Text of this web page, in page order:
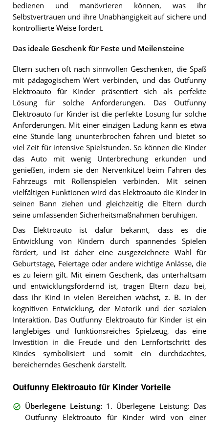
bedienen und manövrieren können, was ihr
Selbstvertrauen und ihre Unabhängigkeit auf sichere und
kontrollierte Weise fördert.
Das ideale Geschenk für Feste und Meilensteine
Eltern suchen oft nach sinnvollen Geschenken, die Spaß
mit pädagogischem Wert verbinden, und das Outfunny
Elektroauto für Kinder präsentiert sich als perfekte
Lösung für solche Anforderungen. Das Outfunny
Elektroauto für Kinder ist die perfekte Lösung für solche
Anforderungen. Mit einer einzigen Ladung kann es etwa
eine Stunde lang ununterbrochen fahren und bietet so
viel Zeit für intensive Spielstunden. So können die Kinder
das Auto mit wenig Unterbrechung erkunden und
genießen, indem sie den Nervenkitzel beim Fahren des
Fahrzeugs mit Rollenspielen verbinden. Mit seinen
vielfältigen Funktionen wird das Elektroauto die Kinder in
seinen Bann ziehen und gleichzeitig die Eltern durch
seine umfassenden Sicherheitsmaßnahmen beruhigen.
Das Elektroauto ist dafür bekannt, dass es die
Entwicklung von Kindern durch spannendes Spielen
fördert, und ist daher eine ausgezeichnete Wahl für
Geburtstage, Feiertage oder andere wichtige Anlässe, die
es zu feiern gilt. Mit einem Geschenk, das unterhaltsam
und entwicklungsfördernd ist, tragen Eltern dazu bei,
dass ihr Kind in vielen Bereichen wächst, z. B. in der
kognitiven Entwicklung, der Motorik und der sozialen
Interaktion. Das Outfunny Elektroauto für Kinder ist ein
langlebiges und funktionsreiches Spielzeug, das eine
Investition in die Freude und den Lernfortschritt des
Kindes symbolisiert und somit ein durchdachtes,
bereicherndes Geschenk darstellt.
Outfunny Elektroauto für Kinder Vorteile
Überlegene Leistung: 1. Überlegene Leistung: Das
Outfunny Elektroauto für Kinder wird von einer